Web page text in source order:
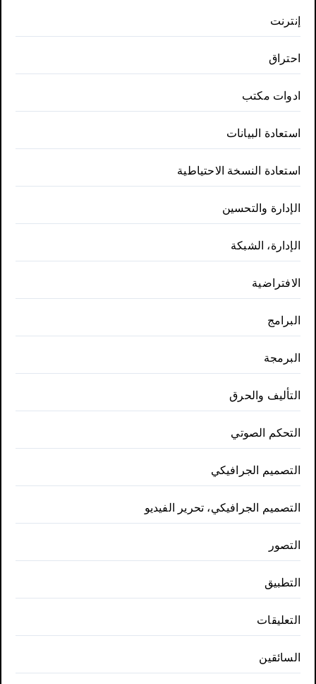
إنترنت
احتراق
ادوات مكتب
استعادة البيانات
استعادة النسخة الاحتياطية
الإدارة والتحسين
الإدارة، الشبكة
الافتراضية
البرامج
البرمجة
التأليف والحرق
التحكم الصوتي
التصميم الجرافيكي
التصميم الجرافيكي، تحرير الفيديو
التصور
التطبيق
التعليقات
السائقين